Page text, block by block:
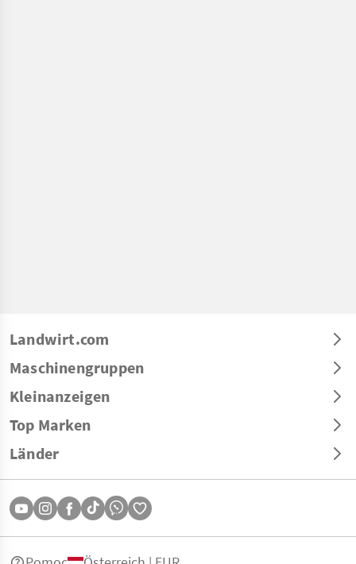
Landwirt.com
Maschinengruppen
Kleinanzeigen
Top Marken
Länder